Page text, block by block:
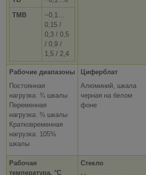
ТМВ
−0,1…
0,15 /
0,3 / 0,5
/ 0,9 /
1,5 / 2,4
Рабочие диапазоны
Постоянная
нагрузка: ¾ шкалы
Переменная
нагрузка: ⅔ шкалы
Кратковременная
нагрузка: 105%
шкалы
Циферблат
Алюминий, шкала
черная на белом
фоне
Рабочая
температура, °C
Стекло